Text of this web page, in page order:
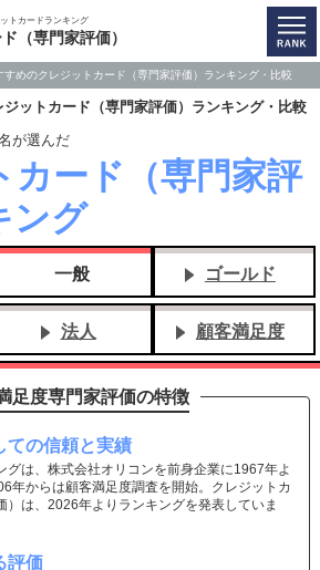
トカードランキング
（専門家評価）
すめのクレジットカード（専門家評価）ランキング・比較
ジットカード（専門家評価）ランキング・比較
が選んだ
カード（専門家評
ング
一般 ゴールド
法人 顧客満足度
足度専門家評価の特徴
ての信頼と実績
グは、株式会社オリコンを前身企業に1967年よ
年からは顧客満足度調査を開始。クレジットカ
）は、2026年よりランキングを発表していま
評価